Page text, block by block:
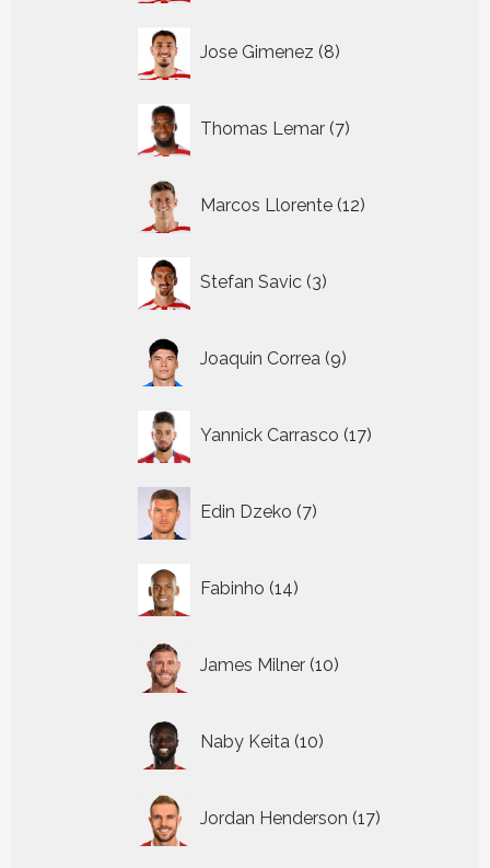
Jose Gimenez 8
producten
Thomas Lemar 7
producten
Marcos Llorente 12
producten
Stefan Savic 3
producten
Joaquin Correa 9
producten
Yannick Carrasco 17
producten
Edin Dzeko 7
producten
Fabinho 14
producten
James Milner 10
producten
Naby Keita 10
producten
Jordan Henderson 17
producten